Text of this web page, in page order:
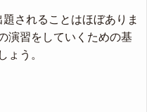
されることはほぼありま
演習をしていくための基
ょう。